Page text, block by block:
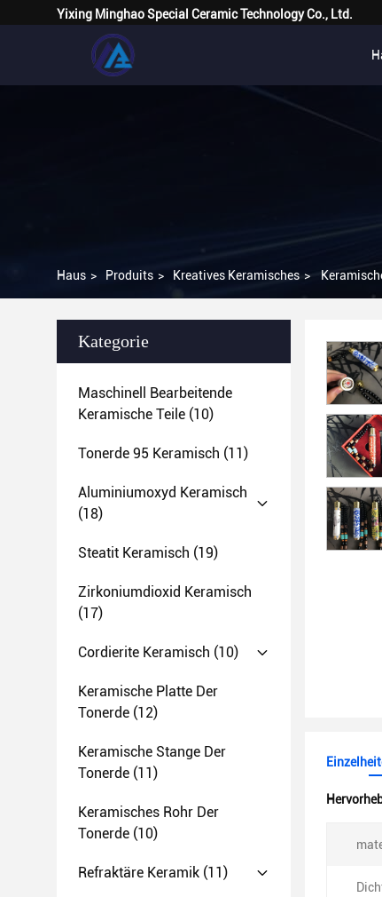
Yixing Minghao Special Ceramic Technology Co., Ltd.
Haus > Produits > Kreatives Keramisches >
Kategorie
Maschinell Bearbeitende
Keramische Teile (10)
Tonerde 95 Keramisch (11)
Aluminiumoxyd Keramisch
(18)
Steatit Keramisch (19)
Zirkoniumdioxid Keramisch
(17)
Cordierite Keramisch (10)
Keramische Platte Der
Tonerde (12)
Keramische Stange Der
Tonerde (11)
Keramisches Rohr Der
Tonerde (10)
Refraktäre Keramik (11)